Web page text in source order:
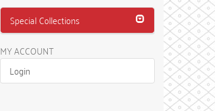
Special Collections
MY ACCOUNT
Login